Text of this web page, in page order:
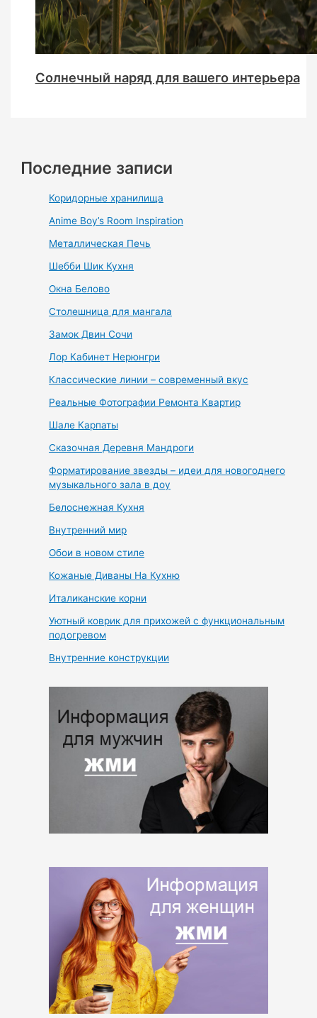
Солнечный наряд для вашего интерьера
Последние записи
Коридорные хранилища
Anime Boy’s Room Inspiration
Металлическая Печь
Шебби Шик Кухня
Окна Белово
Столешница для мангала
Замок Двин Сочи
Лор Кабинет Нерюнгри
Классические линии – современный вкус
Реальные Фотографии Ремонта Квартир
Шале Карпаты
Сказочная Деревня Мандроги
Форматирование звезды – идеи для новогоднего
музыкального зала в доу
Белоснежная Кухня
Внутренний мир
Обои в новом стиле
Кожаные Диваны На Кухню
Италиканские корни
Уютный коврик для прихожей с функциональным
подогревом
Внутренние конструкции